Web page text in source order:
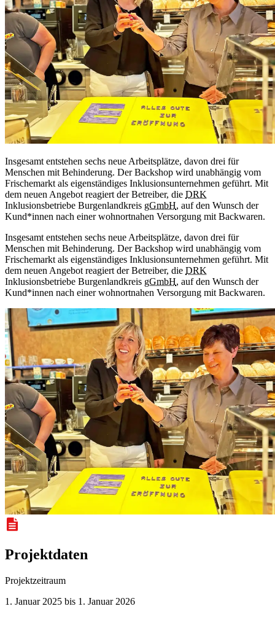
Insgesamt entstehen sechs neue Arbeitsplätze, davon drei für
Menschen mit Behinderung. Der Backshop wird unabhängig vom
Frischemarkt als eigenständiges Inklusionsunternehmen geführt. Mit
dem neuen Angebot reagiert der Betreiber, die DRK
Inklusionsbetriebe Burgenlandkreis gGmbH, auf den Wunsch der
Kund*innen nach einer wohnortnahen Versorgung mit Backwaren.
Insgesamt entstehen sechs neue Arbeitsplätze, davon drei für
Menschen mit Behinderung. Der Backshop wird unabhängig vom
Frischemarkt als eigenständiges Inklusionsunternehmen geführt. Mit
dem neuen Angebot reagiert der Betreiber, die DRK
Inklusionsbetriebe Burgenlandkreis gGmbH, auf den Wunsch der
Kund*innen nach einer wohnortnahen Versorgung mit Backwaren.
Projektdaten
Projektzeitraum
1. Januar 2025 bis 1. Januar 2026